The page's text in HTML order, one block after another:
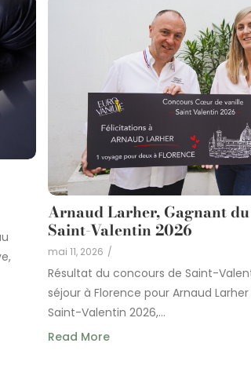
Arnaud Larher, Gagnant
Saint-Valentin 2026
mai 11, 2026 /
Résultat du concours de Saint-
séjour à Florence pour Arnaud Larher
Saint-Valentin 2026,...
Read More